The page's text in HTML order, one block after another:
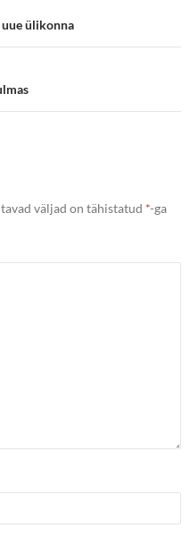
uue ülikonna
väljad on tähistatud *-ga